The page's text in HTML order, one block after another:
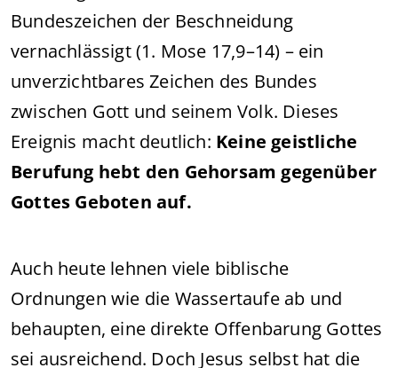
Bundeszeichen der Beschneidung
vernachlässigt (1. Mose 17,9–14) – ein
unverzichtbares Zeichen des Bundes
zwischen Gott und seinem Volk. Dieses
Ereignis macht deutlich: Keine geistliche
Berufung hebt den Gehorsam gegenüber
Gottes Geboten auf.
Auch heute lehnen viele biblische
Ordnungen wie die Wassertaufe ab und
behaupten, eine direkte Offenbarung Gottes
sei ausreichend. Doch Jesus selbst hat die